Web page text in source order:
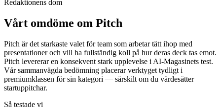
Redaktionens dom
Vårt omdöme om Pitch
Pitch är det starkaste valet för team som arbetar tätt ihop med
presentationer och vill ha fullständig koll på hur deras deck tas emot.
Pitch levererar en konsekvent stark upplevelse i AI-Magasinets test.
Vår sammanvägda bedömning placerar verktyget tydligt i
premiumklassen för sin kategori — särskilt om du värdesätter
startuppitchar.
Så testade vi